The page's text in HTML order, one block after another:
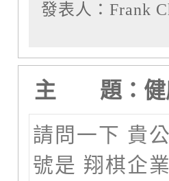
發表人：Frank
主 題：健
請問一下 貴
號是 翔棋企